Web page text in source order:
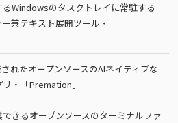
Windowsのタスクトレイに常駐する
兼テキスト展開ツール・
れたオープンソースのAIネイティブな
・「Premation」
きるオープンソースのターミナルファ